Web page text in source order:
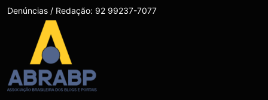
Denúncias / Redação: 92 99237-7077